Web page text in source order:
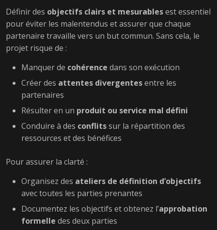
Définir des objectifs clairs et mesurablesest essentiel
pour éviter les malentendus et assurer que chaque
partenaire travaille vers un but commun. Sans cela, le
projet risque de :
Manquer de cohérence dans son exécution
Créer des attentes divergentesentre les
partenaires
Résulter en un produit ou service mal défini
Conduire à des conflitssur la répartition des
ressources et des bénéfices
Pour assurer la clarté :
Organisez des ateliers de définition d’objectifs
avec toutes les parties prenantes
Documentez les objectifs et obtenez l’approbation
formelle des deux parties